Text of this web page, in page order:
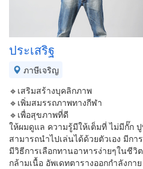
ประเสริฐ
ภาษีเจริญ
🔹เสริมสร้างบุคลิกภาพ
🔹เพิ่มสมรรถภาพทางกีฬา
🔹เพื่อสุขภาพที่ดี
ให้ผมดูแล ความรู้มีให้เต็มที่ ไม่มีกั๊ก
สามารถนำไปเล่นได้ด้วยตัวเอง มีกา
มีวิธีการเลือกทานอาหารง่ายๆในชีวิ
กล้ามเนื้อ อัพเดทตารางออกกำลังกา